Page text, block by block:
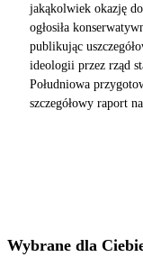
jakąkolwiek okazję
ogłosiła
publikując
ideologii przez rząd
Południowa
szczegółowy raport
Wybrane dla